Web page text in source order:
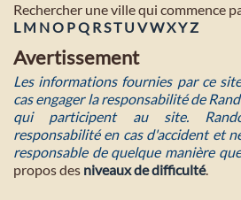
Rechercher une ville qui commence
L M NO PQ RST U VWXYZ
Avertissement
Les informations fournies par ce
cas engager la responsabilité de
qui participent au site.
responsabilité en cas d'accident et
responsable de quelque manière
propos des niveaux de difficulté.